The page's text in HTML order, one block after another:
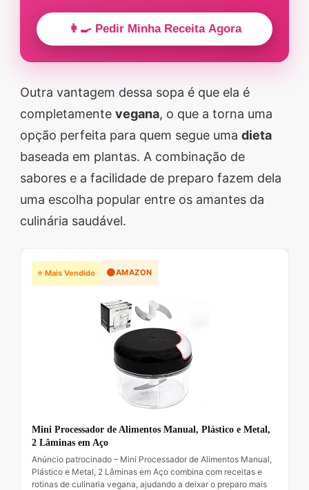
👩‍🍳 Pedir Minha Receita Agora
Outra vantagem dessa sopa é que ela é
completamente vegana, o que a torna uma
opção perfeita para quem segue uma dieta
baseada em plantas. A combinação de
sabores e a facilidade de preparo fazem dela
uma escolha popular entre os amantes da
culinária saudável.
⭐ Mais Vendido 🟠AMAZON
Mini Processador de Alimentos Manual, Plástico e Metal,
2 Lâminas em Aço
Anúncio patrocinado – Mini Processador de Alimentos Manual,
Plástico e Metal, 2 Lâminas em Aço combina com receitas e
rotinas de culinaria vegana, ajudando a deixar o preparo mais